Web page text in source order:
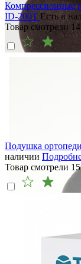
Компрессионные
ID-200TЕсть в
Товар смотрели
Подушка
наличии
Товар смотрели